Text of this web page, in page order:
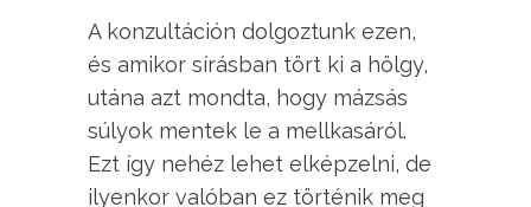
A konzultáción dolgoztunk ezen,
és amikor sírásban tört ki a hölgy,
utána azt mondta, hogy mázsás
súlyok mentek le a mellkasáról.
Ezt így nehéz lehet elképzelni, de
ilyenkor valóban ez történik meg